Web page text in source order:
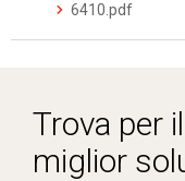
6410.pdf
Trova per
miglior